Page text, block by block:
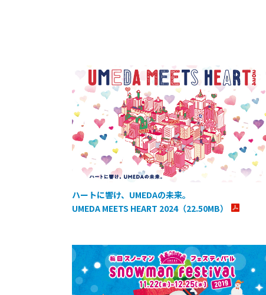
ハートに響け、UMEDAの未来。
UMEDA MEETS HEART 2024（22.50MB）